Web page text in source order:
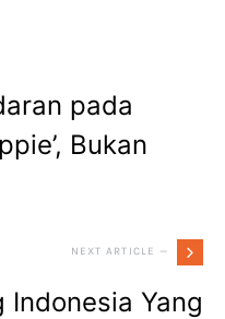
pada
Bukan
NEXT ARTICLE —
Indonesia Yang